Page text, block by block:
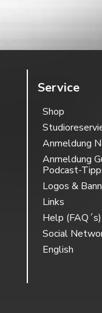
Service
Shop
Anmeldung
Anmeldung
Podcast-
Logos &
Links
Help (FAQ´s)
Social
English